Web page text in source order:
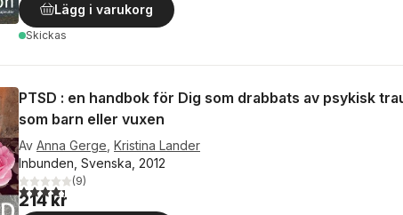
Lägg i varukorg
Skickas
PTSD : en handbok för Dig som drabbats av psykisk
som barn eller vuxen
Av Anna Gerge Kristina Lander
Inbunden, Svenska, 2012
4,3utav 5 stjärnor. Totalt antal röster:
(9)
214 kr